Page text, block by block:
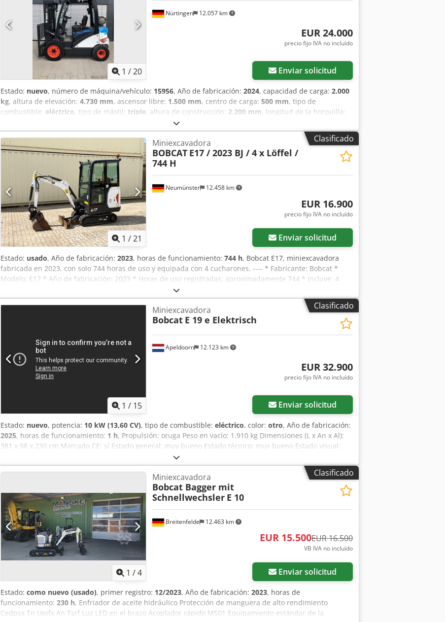
1 /20
Nürtingen 12.057 km
EUR 24.000
precio fijo IVA no incluído
Enviar solicitud
Estado: nuevo, número de máquina/vehículo: 15956, Año de fabricación: 2024, capacidad de carga: 2.000
kg, altura de elevación: 4.730 mm, ascensor libre: 1.500 mm, centro de carga: 500 mm, tipo de
combustible: eléctrico, tipo de mástil: triple, altura de construcción: 2.200 mm, longitud de la horquilla:
, tipo de motor: Eléctrico, fabricante: Bobcat Codpfszff Axex An Tsrf
Clasificado
1 /21
Neumünster 12.458 km
Miniexcavadora
BOBCAT E17 / 2023 BJ / 4 x Löffel /
744 H
EUR 16.900
precio fijo IVA no incluído
Enviar solicitud
Estado: usado, Año de fabricación: 2023, horas de funcionamiento: 744 h, Bobcat E17, miniexcavadora
fabricada en 2023, con solo 744 horas de uso y equipada con 4 cucharones. ---- * Fabricante: Bobcat *
Modelo: E17 * Año de fabricación: 2023 * Horas de uso registradas: aproximadamente 744 * Incluye: 4
cucharones * Acoplamiento rápido * Cabina completa * Tren de rodaje con ancho ajustable * Peso
operativo: 1.711 kg * Motor diésel Kubota * Precio: 16.900 euros, neto + 19% de IVA Crsdpfx Ajzp Ayven Tjf
---- Para cualquier consulta, por favor, llame a: Erik Kortum: WhatsApp ?Toda la información se
proporciona sin garantía ni responsabilidad, y está sujeta a errores y a la venta previa.
Clasificado
1 / 15
Apeldoorn 12.123 km
Miniexcavadora
Bobcat E 19 e Elektrisch
EUR 32.900
precio fijo IVA no incluído
Enviar solicitud
Estado: nuevo, potencia: 10 kW (13,60 CV), tipo de combustible: eléctrico, color: otro, Año de fabricación:
2025, horas de funcionamiento: 1 h, Propulsión: oruga Peso en vacío: 1.910 kg Dimensiones (L x An x Al):
381 x 98 x 230 cm Marcado CE: sí Estado general: muy bueno Estado técnico: muy bueno Estado visual:
muy bueno = Opciones y accesorios adicionales = - Función de martillo/selección - Función de rotación
Codpsznrnmjfx An Tjrf = Observaciones = General País de fabricación: República Checa Estado Tipo CE: CE
2 funciones hidráulicas adicionales para cizalla/cuchara clasificadora, juego de protección de cilindro,
Clasificado
1 /4
Breitenfelde 12.463 km
Miniexcavadora
Bobcat Bagger mit
Schnellwechsler E 10
EUR 15.500EUR 16.500
VB IVA no incluído
Enviar solicitud
Estado: como nuevo (usado), primer registro: 12/2023, Año de fabricación: 2023, horas de
funcionamiento: 230 h, Enfriador de aceite hidráulico Protección de manguera de alto rendimiento
Cedpsx Tn Upjfx An Tsrf Luz LED en el brazo Acoplador rápido MS01 Equipamiento estándar de la